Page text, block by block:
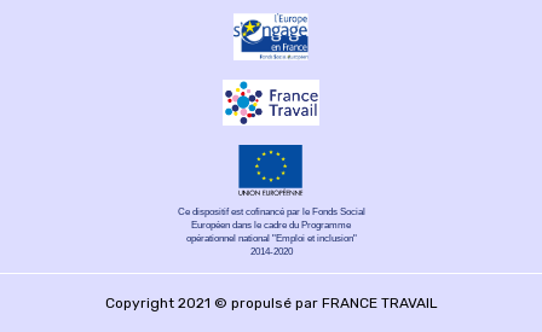
Ce dispositif est cofinancé par le Fonds Social
Européen dans le cadre du Programme
opérationnel national "Emploi et inclusion"
2014-2020
Copyright 2021 © propulsé par FRANCE TRAVAIL